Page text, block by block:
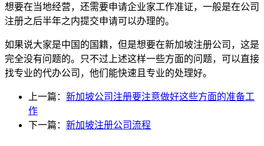
想要在当地经营，还需要申请企业家工作准证，一般是在公司
注册之后半年之内提交申请可以办理的。
如果说大家是中国的国籍，但是想要在新加坡注册公司，这是
完全没有问题的。只不过上述这样一些方面的问题，可以直接
找专业的代办公司，他们能快速且专业的处理好。
上一篇： 新加坡公司注册要注意做好这些方面的准备工
作
下一篇： 新加坡注册公司流程